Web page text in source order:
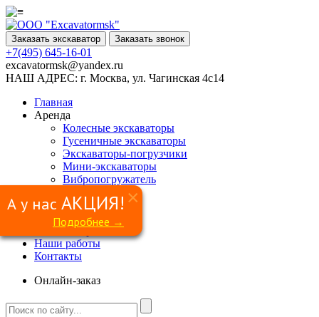
×
А у нас АКЦИЯ!
Подробнее →
Заказать экскаватор Заказать звонок
+7(495) 645-16-01
excavatormsk@yandex.ru
НАШ АДРЕС: г. Москва, ул. Чагинская 4с14
Главная
Аренда
Колесные экскаваторы
Гусеничные экскаваторы
Экскаваторы-погрузчики
Мини-экскаваторы
Вибропогружатель
Гидромолот
Грейфер
Сваерезка
Наши работы
Контакты
Онлайн-заказ